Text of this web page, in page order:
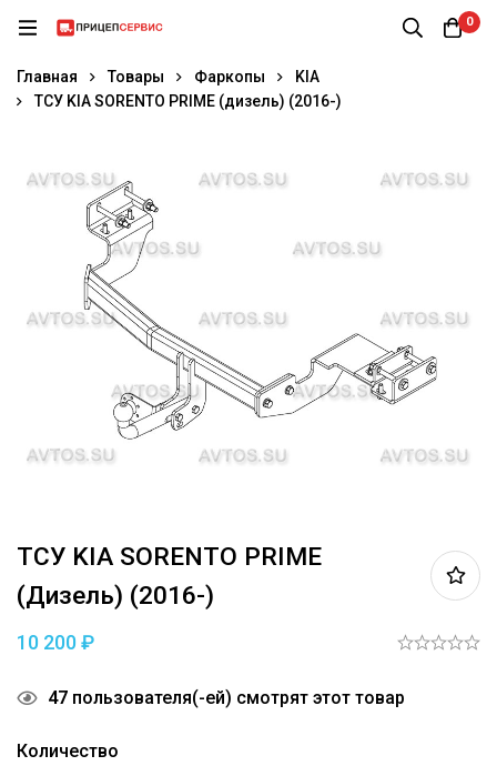
0
Главная Товары Фаркопы
KIA
ТСУ KIA SORENTO PRIME (дизель) (2016-)
ТСУ KIA SORENTO PRIME
(дизель) (2016-)
10 200₽
47 пользователя(-ей) смотрят этот товар
Количество